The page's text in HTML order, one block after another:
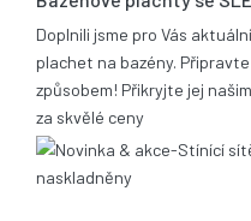
Doplnili jsme pro Vás
plachet na bazény.
způsobem! Přikryjte jej
za skvělé ceny